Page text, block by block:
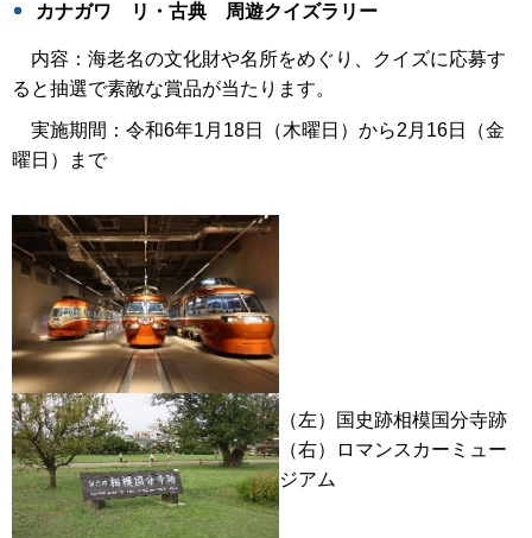
カナガワ リ・古典 周遊クイズラリー
内容：海老名の文化財や名所をめぐり、クイズに応募す
ると抽選で素敵な賞品が当たります。
実施期間：令和6年1月18日（木曜日）から2月16日（金
曜日）まで
（左）国史跡相模国分寺跡
（右）ロマンスカーミュー
ジアム